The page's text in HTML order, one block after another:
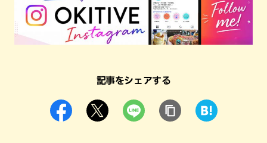
記事をシェアする